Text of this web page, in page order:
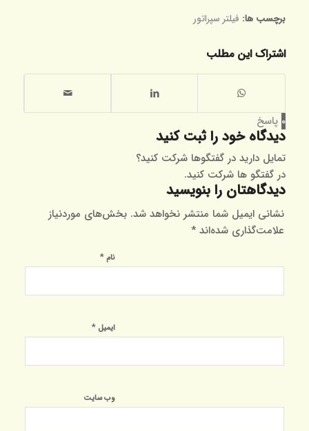
برچسب ها: فیلتر سپراتور
اشتراک این مطلب
0 پاسخ
دیدگاه خود را ثبت کنید
تمایل دارید در گفتگوها شرکت کنید؟
در گفتگو ها شرکت کنید.
دیدگاهتان را بنویسید
نشانی ایمیل شما منتشر نخواهد شد. بخش‌های موردنیاز
علامت‌گذاری شده‌اند *
نام*
ایمیل *
وب‌ سایت